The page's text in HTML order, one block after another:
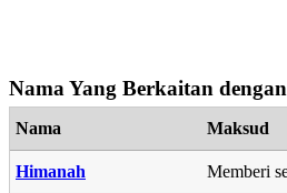
Nama Yang Berkaitan
Nama Maksud
Himanah Memberi